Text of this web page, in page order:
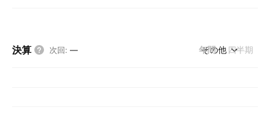
決算 次回: — 年間 四半期
その他